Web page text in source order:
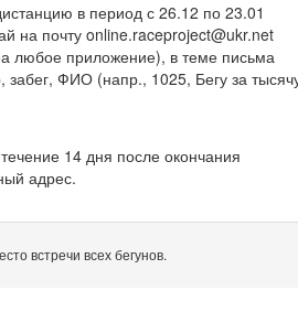
в период с 26.12 по 23.01
на почту online.raceproject@ukr.net
любое приложение), в теме письма
забег, ФИО (напр., 1025, Бегу за
14 дня после окончания
адрес.
встречи всех бегунов.